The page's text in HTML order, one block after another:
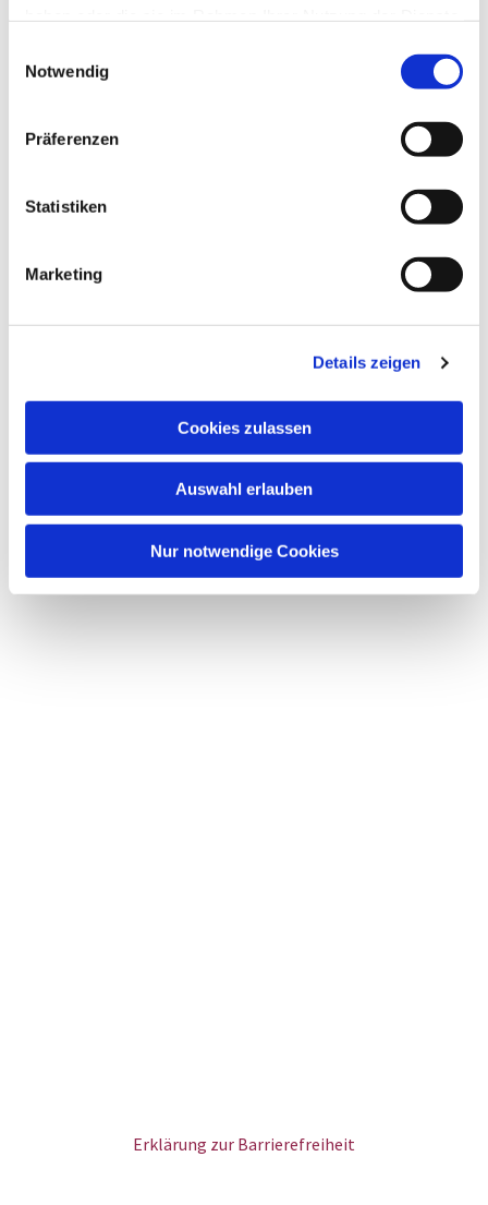
Notwendig
Präferenzen
Statistiken
Marketing
Details zeigen
Cookies zulassen
Auswahl erlauben
Nur notwendige Cookies
Dies könnte Sie auch
interessieren
Erklärung zur Barrierefreiheit